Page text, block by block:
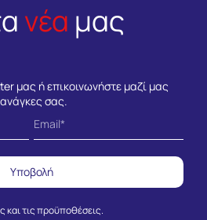
νέα μας
μας ή επικοινωνήστε μαζί μας
σας.
και τις προϋποθέσεις.
Υποβολή